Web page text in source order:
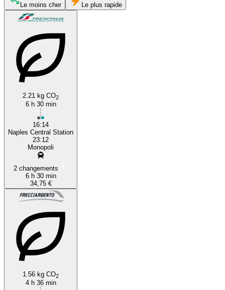
Naples
Le moins cher Le plus rapide
2.21 kg CO2
6 h 30 min
16:14
Naples Central Station
23:12
Monopoli
2 changements
6 h 30 min
34,75 €
1.56 kg CO2
4 h 36 min